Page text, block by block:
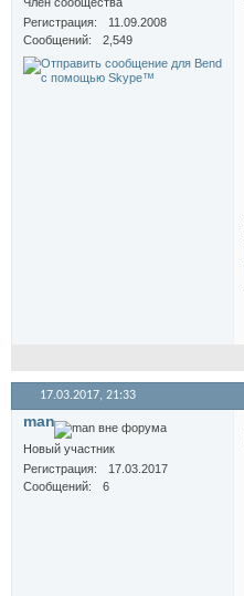
Регистрация
11.09.2008
Сообщений
2,549
17.03.2017, 21:33
man
Новый участник
Регистрация
17.03.2017
Сообщений
6